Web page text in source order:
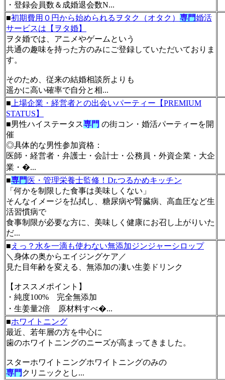
・登録会員数＆成婚退会数N...
■初期費用０円から始められるヲタク（オタク） 専門婚活
サービスは【ヲタ婚】
ヲタ婚では、アニメやゲームという
共通の趣味を持った方のみにご登録していただいておりま
す。
そのため、従来の結婚相談所よりも
遥かに高い確率で自分と相...
■ 上場企業・経営者との出会いパーティー【PREMIUM
STATUS】
■男性ハイステータス専門 の街コン・婚活パーティーを開
催
◎具体的な男性参加資格：
医師・経営者・弁護士・会計士・公務員・外資企業・大企
業・�...
■専門 医・管理栄養士監修！Dr.つるかめキッチン
「何かを制限した食事は美味しくない」
そんなイメージを払拭し、糖尿病や腎臓病、高血圧など生
活習慣病で
食事制限が必要な方に、美味しく健康にお召し上がりいた
だ...
■ えっ？水を一滴も使わない無添加ジンジャーシロップ
＼身体の奥からエイジングケア／
見た目年齢を変える、無添加の凄い生姜ドリンク
【オススメポイント】
・純度100% 完全無添加
・生姜量2倍 原材料すべ�...
■ホワイトニング
最近、若年層の方を中心に
歯のホワイトニングのニーズが高まってきました。
スターホワイトニングホワイトニングのみの
専門 クリニックとし...